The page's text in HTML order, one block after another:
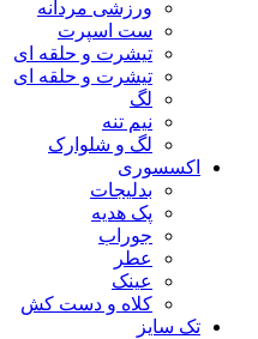
ورزشی مردانه
ست اسپرت
تیشرت و حلقه ای
تیشرت و حلقه ای
لگ
نیم تنه
لگ و شلوارک
اکسسوری
بدلیجات
پک هدیه
جوراب
عطر
عینک
کلاه و دست کش
تک سایز